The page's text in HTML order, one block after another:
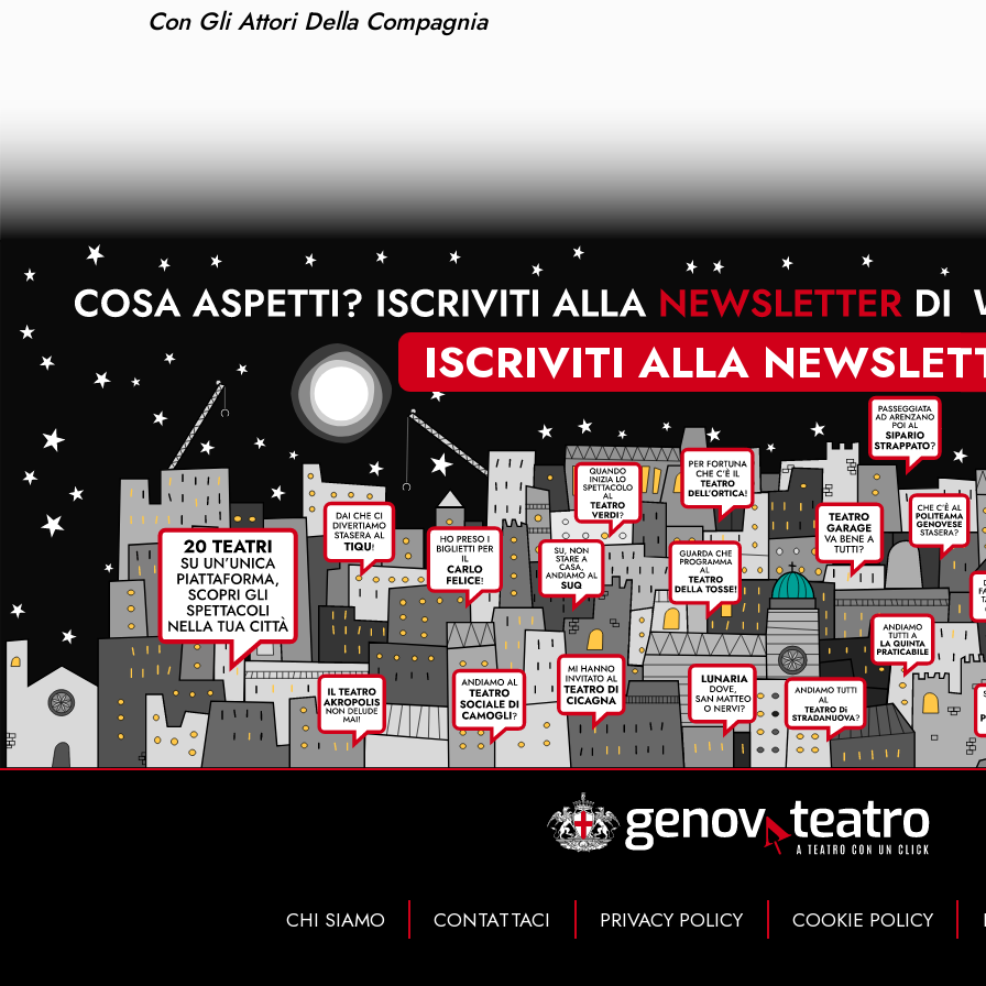
Con Gli Attori Della Compagnia
ISCRIVITI ALLA
CHI SIAMO CONTATTACI PRIVACY POLICY COOKIE POLICY